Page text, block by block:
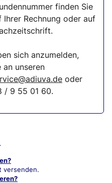
finden Sie
Ihrer Rechnung oder auf
sich anzumelden,
an unseren
oder
/ 9 55 01 60.
versenden.